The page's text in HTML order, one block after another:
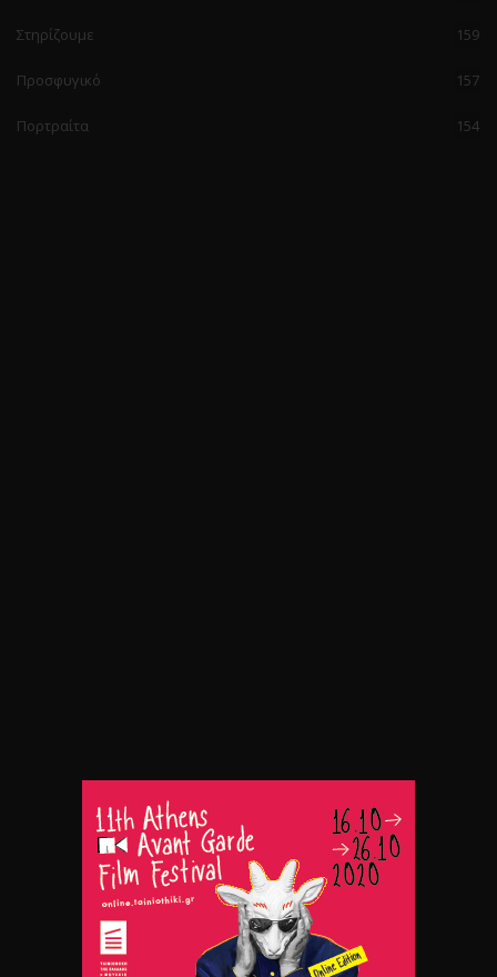
Στηρίζουμε 159
Προσφυγικό 157
Πορτραίτα 154